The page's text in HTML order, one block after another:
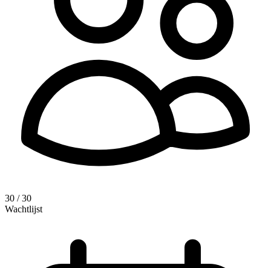
30 / 30
Wachtlijst